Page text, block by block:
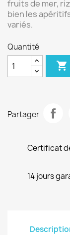
fruits de mer,
bien les
variés.
Quantité

Partager
Certificat
14 jours